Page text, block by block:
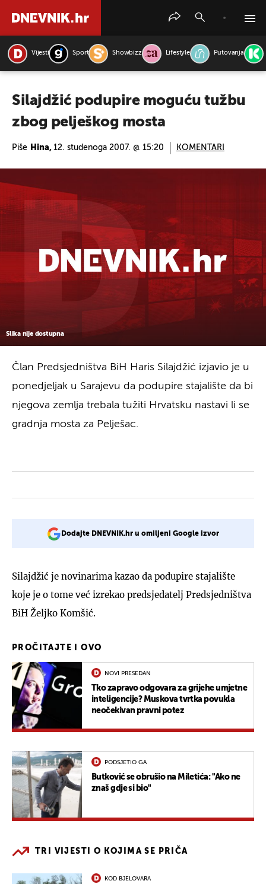
Vijesti Sport Showbizz Lifestyle Putovanja
Silajdžić podupire moguću tužbu
zbog pelješkog mosta
Piše Hina, 12. studenoga 2007. @ 15:20 KOMENTARI
Slika nije dostupna
Član Predsjedništva BiH Haris Silajdžić izjavio je u
ponedjeljak u Sarajevu da podupire stajalište da bi
njegova zemlja trebala tužiti Hrvatsku nastavi li se
gradnja mosta za Pelješac.
Dodajte DNEVNIK.hr u omiljeni Google izvor
Silajdžić je novinarima kazao da podupire stajalište
koje je o tome već izrekao predsjedatelj Predsjedništva
BiH Željko Komšić.
PROČITAJTE I OVO
NOVI PRESEDAN
Tko zapravo odgovara za grijehe umjetne
inteligencije? Muskova tvrtka povukla
neočekivan pravni potez
PODSJETIO GA
Butković se obrušio na Miletića: "Ako ne
znaš gdje si bio"
TRI VIJESTI O KOJIMA SE PRIČA
KOD BJELOVARA
PRETRAŽITE VIJESTI